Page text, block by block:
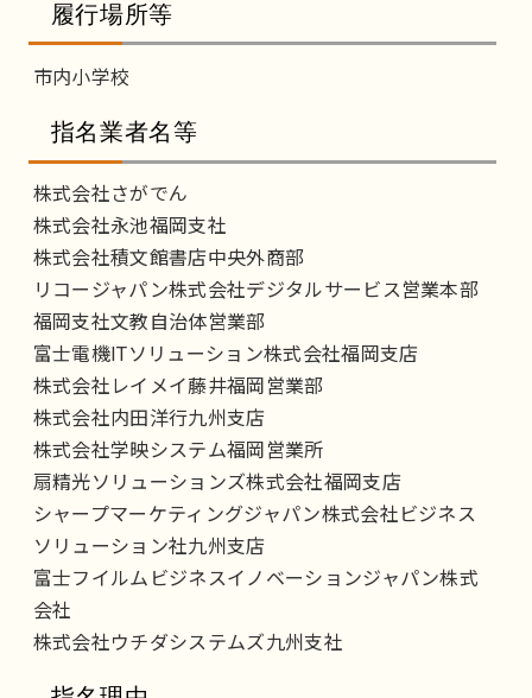
履行場所等
市内小学校
指名業者名等
株式会社さがでん
株式会社永池福岡支社
株式会社積文館書店中央外商部
リコージャパン株式会社デジタルサービス営業本部
福岡支社文教自治体営業部
富士電機ITソリューション株式会社福岡支店
株式会社レイメイ藤井福岡営業部
株式会社内田洋行九州支店
株式会社学映システム福岡営業所
扇精光ソリューションズ株式会社福岡支店
シャープマーケティングジャパン株式会社ビジネス
ソリューション社九州支店
富士フイルムビジネスイノベーションジャパン株式
会社
株式会社ウチダシステムズ九州支社